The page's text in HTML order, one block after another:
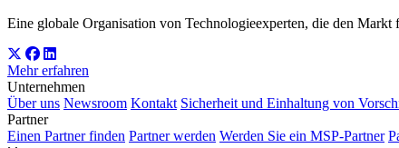
Eine globale Organisation von Technologieexperten, die den
Mehr erfahren
Unternehmen
Über uns Newsroom Kontakt Sicherheit und Einhaltung von
Partner
Einen Partner finden Partner werden Werden Sie ein MSP-Partner